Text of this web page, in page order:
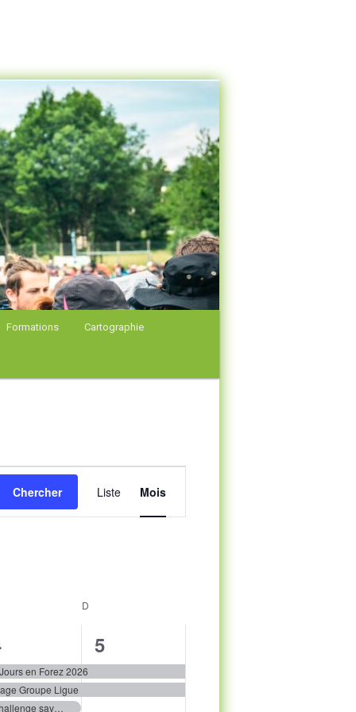
Formations Cartographie
Chercher
de
Évènement
Liste Mois
D
en Forez 2026
Groupe Ligue
Challenge savoyard 2026 2
2
évènements,
5